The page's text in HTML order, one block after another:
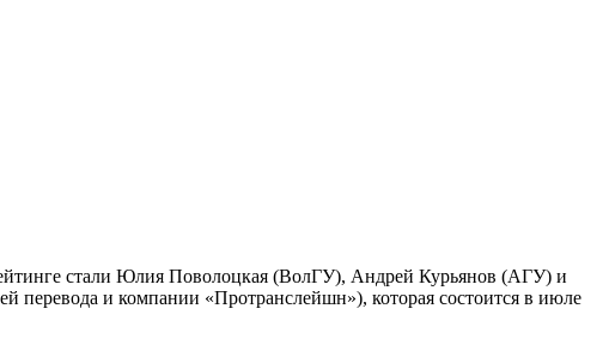
стали Юлия Поволоцкая (ВолГУ), Андрей Курьянов (АГУ) и
и компании «Протранслейшн»), которая состоится в июле